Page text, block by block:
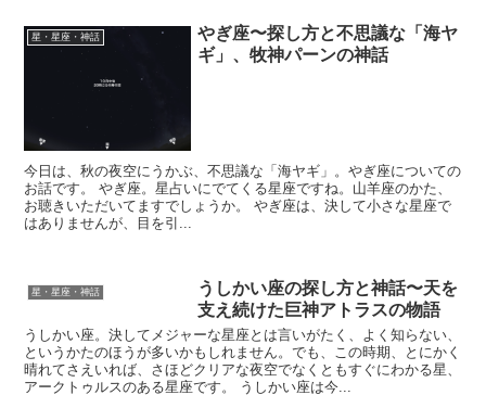
星・星座・神話
やぎ座〜探し方と不思議な「海ヤ
ギ」、牧神パーンの神話
今日は、秋の夜空にうかぶ、不思議な「海ヤギ」。やぎ座についての
お話です。 やぎ座。星占いにでてくる星座ですね。山羊座のかた、
お聴きいただいてますでしょうか。 やぎ座は、決して小さな星座で
はありませんが、目を引...
星・星座・神話
うしかい座の探し方と神話〜天を
支え続けた巨神アトラスの物語
うしかい座。決してメジャーな星座とは言いがたく、よく知らない、
というかたのほうが多いかもしれません。でも、この時期、とにかく
晴れてさえいれば、さほどクリアな夜空でなくともすぐにわかる星、
アークトゥルスのある星座です。 うしかい座は今...